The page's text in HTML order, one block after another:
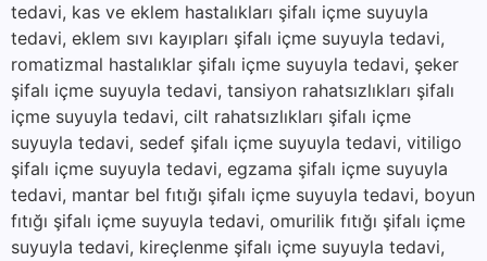
tedavi, kas ve eklem hastalıkları şifalı içme suyuyla
tedavi, eklem sıvı kayıpları şifalı içme suyuyla tedavi,
romatizmal hastalıklar şifalı içme suyuyla tedavi, şeker
şifalı içme suyuyla tedavi, tansiyon rahatsızlıkları şifalı
içme suyuyla tedavi, cilt rahatsızlıkları şifalı içme
suyuyla tedavi, sedef şifalı içme suyuyla tedavi, vitiligo
şifalı içme suyuyla tedavi, egzama şifalı içme suyuyla
tedavi, mantar bel fıtığı şifalı içme suyuyla tedavi, boyun
fıtığı şifalı içme suyuyla tedavi, omurilik fıtığı şifalı içme
suyuyla tedavi, kireçlenme şifalı içme suyuyla tedavi,